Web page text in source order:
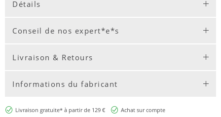
Détails
Conseil de nos expert*e*s
Livraison & Retours
Informations du fabricant
Livraison gratuite* à partir de 129 €
Achat sur compte